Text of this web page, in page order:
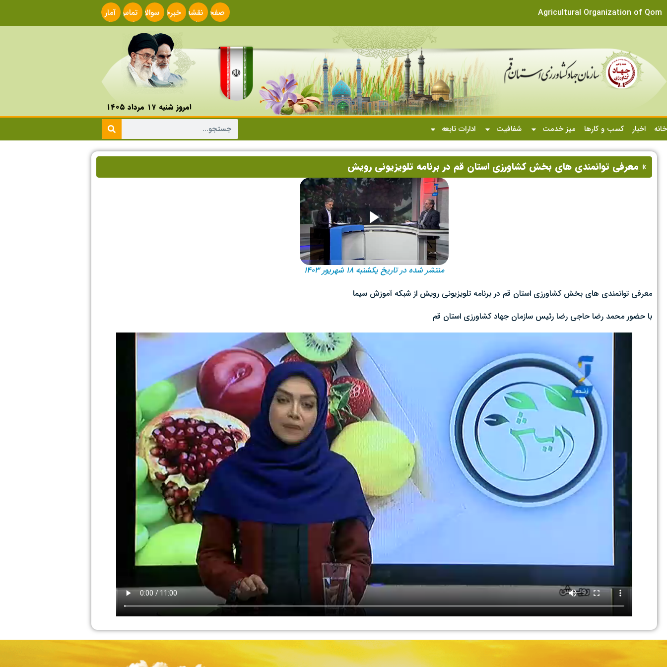
Agricultural Organization of Qom
صفحه
اصلی
نقشه
سایت
خبرخوانسوالات
متداول
تماس
با ما
آمار
سایت
امروز شنبه ۱۷ مرداد ۱۴۰۵
خانه
اخبار کسب و کارها میز خدمت شفافیت ادارات تابعه
» معرفی توانمندی های بخش کشاورزی استان قم در برنامه تلویزیونی رویش
منتشر شده در تاریخ یکشنبه ۱۸ شهریور ۱۴۰۳
معرفی توانمندی های بخش کشاورزی استان قم در برنامه تلویزیونی رویش از شبکه آموزش سیما
با حضور محمد رضا حاجی رضا رئیس سازمان جهاد کشاورزی استان قم